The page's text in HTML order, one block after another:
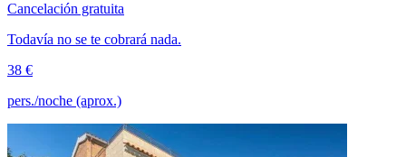
Cancelación gratuita
Todavía no se te cobrará nada.
38 €
pers./noche (aprox.)